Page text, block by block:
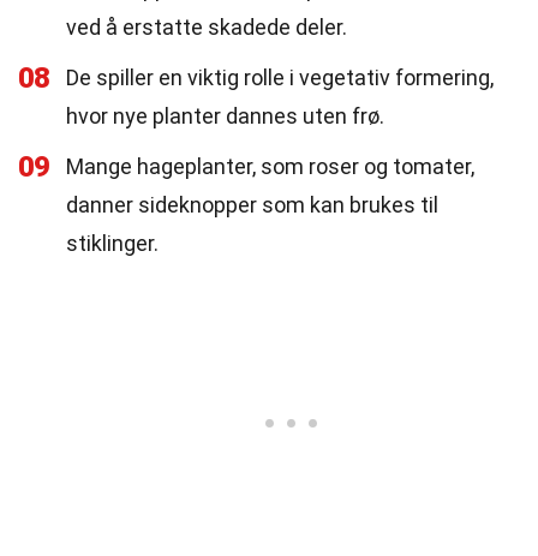
ved å erstatte skadede deler.
08
De spiller en viktig rolle i vegetativ formering,
hvor nye planter dannes uten frø.
09
Mange hageplanter, som roser og tomater,
danner sideknopper som kan brukes til
stiklinger.